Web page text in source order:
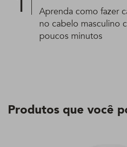
Aprenda como fazer
no cabelo masculino
poucos minutos
Produtos que você